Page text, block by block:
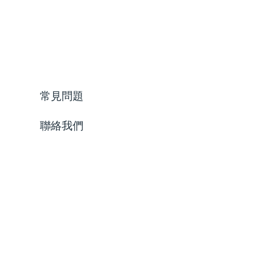
常見問題
聯絡我們